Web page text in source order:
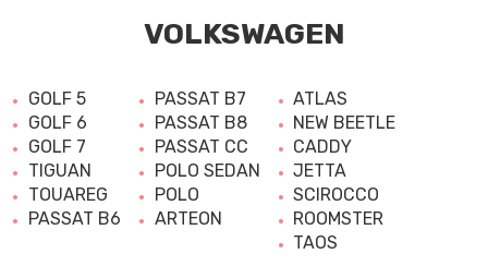
VOLKSWAGEN
GOLF 5
GOLF 6
GOLF 7
TIGUAN
TOUAREG
PASSAT B6
PASSAT B7
PASSAT B8
PASSAT CC
POLO SEDAN
POLO
ARTEON
ATLAS
NEW BEETLE
CADDY
JETTA
SCIROCCO
ROOMSTER
TAOS